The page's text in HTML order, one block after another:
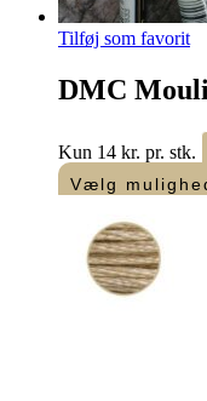
Tilføj som favorit
DMC
Kun 14 kr. pr. stk.
Vælg